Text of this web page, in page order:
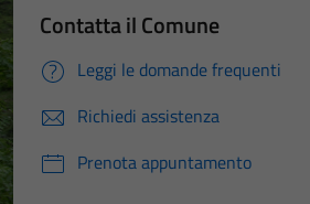
Contatta il Comune
Leggi le domande frequenti
Richiedi assistenza
Prenota appuntamento